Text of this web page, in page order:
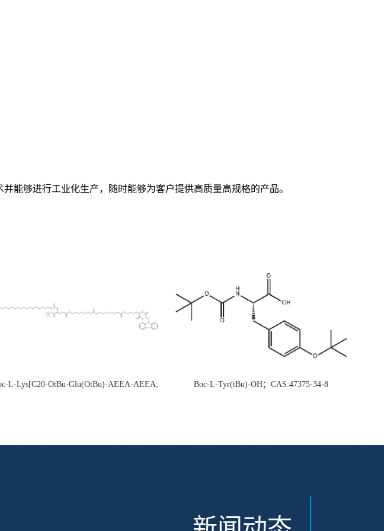
能够进行工业化生产，随时能够为客户提供高质量高规格的产品。
L-Lys[C20-OtBu-Glu(OtBu)-AEEA-AEEA;
Boc-L-Tyr(tBu)-OH；CAS:47375-34-8